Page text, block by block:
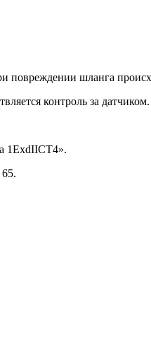
шланга
контроль за датчиком.
1ExdIICT4».